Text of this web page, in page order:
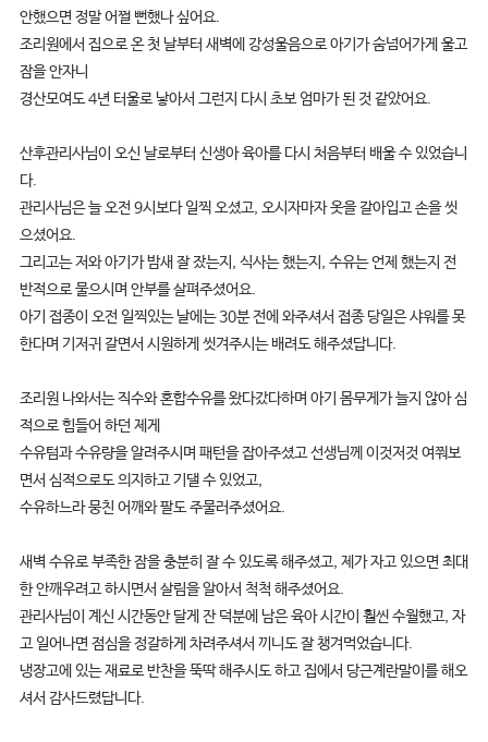
안했으면 정말 어쩔 뻔했나 싶어요.
조리원에서 집으로 온 첫 날부터 새벽에 강성울음으로 아기가 숨넘어가게 울고
잠을 안자니
경산모여도 4년 터울로 낳아서 그런지 다시 초보 엄마가 된 것 같았어요.
산후관리사님이 오신 날로부터 신생아 육아를 다시 처음부터 배울 수 있었습니
다.
관리사님은 늘 오전 9시보다 일찍 오셨고, 오시자마자 옷을 갈아입고 손을 씻
으셨어요.
그리고는 저와 아기가 밤새 잘 잤는지, 식사는 했는지, 수유는 언제 했는지 전
반적으로 물으시며 안부를 살펴주셨어요.
아기 접종이 오전 일찍있는 날에는 30분 전에 와주셔서 접종 당일은 샤워를 못
한다며 기저귀 갈면서 시원하게 씻겨주시는 배려도 해주셨답니다.
조리원 나와서는 직수와 혼합수유를 왔다갔다하며 아기 몸무게가 늘지 않아 심
적으로 힘들어 하던 제게
수유텀과 수유량을 알려주시며 패턴을 잡아주셨고 선생님께 이것저것 여쭤보
면서 심적으로도 의지하고 기댈 수 있었고,
수유하느라 뭉친 어깨와 팔도 주물러주셨어요.
새벽 수유로 부족한 잠을 충분히 잘 수 있도록 해주셨고, 제가 자고 있으면 최대
한 안깨우려고 하시면서 살림을 알아서 척척 해주셨어요.
관리사님이 계신 시간동안 달게 잔 덕분에 남은 육아 시간이 훨씬 수월했고, 자
고 일어나면 점심을 정갈하게 차려주셔서 끼니도 잘 챙겨먹었습니다.
냉장고에 있는 재료로 반찬을 뚝딱 해주시도 하고 집에서 당근계란말이를 해오
셔서 감사드렸답니다.